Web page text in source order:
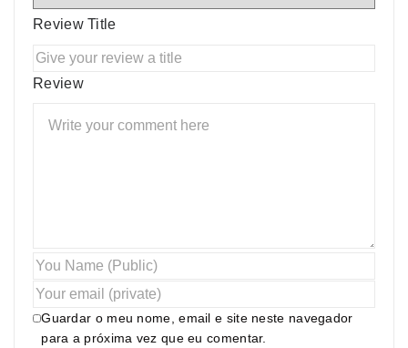
Review Title
Review
Guardar o meu nome, email e site neste navegador
para a próxima vez que eu comentar.